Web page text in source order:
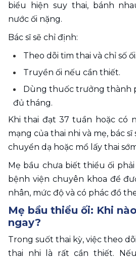
biểu hiện suy thai, bánh
nước ối nặng.
Bác sĩ sẽ chỉ định:
Theo dõi tim thai và chỉ số ối.
Truyền ối nếu cần thiết.
Dùng thuốc trưởng thành
đủ tháng.
Khi thai đạt 37 tuần hoặc có
mạng của thai nhi và mẹ, bác
chuyển dạ hoặc mổ lấy thai
Mẹ bầu chưa biết thiểu ối
bệnh viện chuyên khoa để
nhân, mức độ và có phác đồ
Mẹ bầu thiểu ối: Khi
ngay?
Trong suốt thai kỳ, việc theo
thai nhi là rất cần thiết.